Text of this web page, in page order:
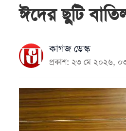
ঈদের ছুটি
কাগজ ডেস্ক
প্রকাশ: ২৩ মে ২০২৬,